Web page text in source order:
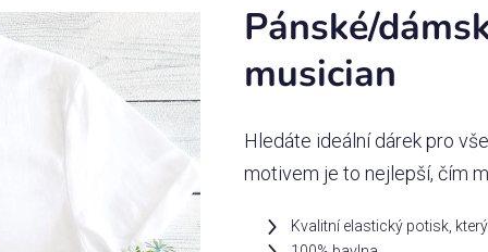
Pánské/
musician
Hledáte ideální dárek pro
motivem je to nejlepší, čím
Kvalitní elastický potisk,